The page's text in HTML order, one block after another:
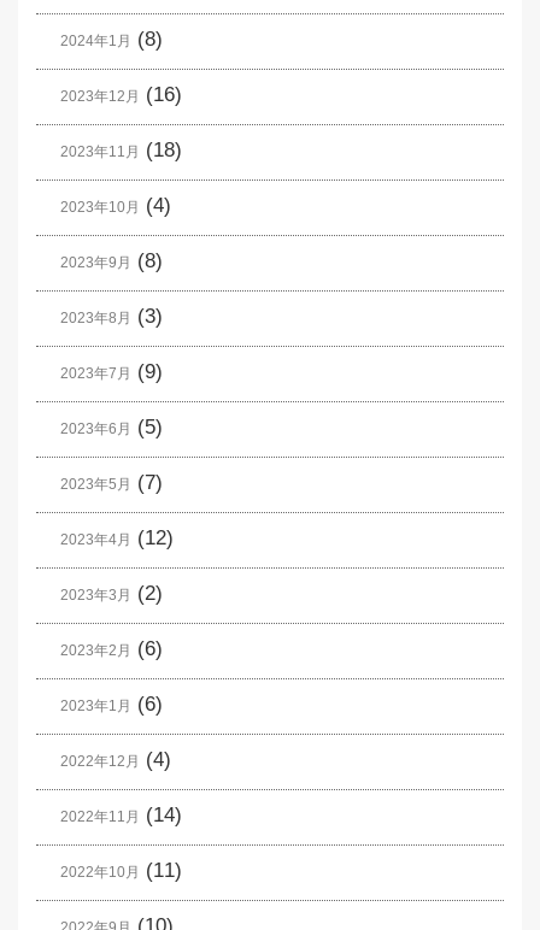
2024年1月 (8)
2023年12月 (16)
2023年11月 (18)
2023年10月 (4)
2023年9月 (8)
2023年8月 (3)
2023年7月 (9)
2023年6月 (5)
2023年5月 (7)
2023年4月 (12)
2023年3月 (2)
2023年2月 (6)
2023年1月 (6)
2022年12月 (4)
2022年11月 (14)
2022年10月 (11)